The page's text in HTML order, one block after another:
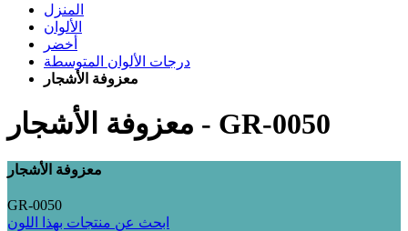
المنزل
الألوان
أخضر
درجات الألوان المتوسطة
معزوفة الأشجار
- GR-0050
معزوفة الأشجار
GR-0050
ابحث عن منتجات بهذا اللون